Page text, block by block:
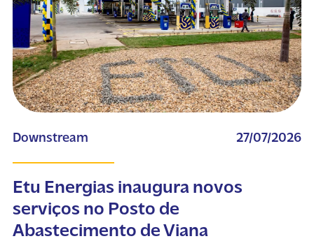
Downstream 27/07/2026
Etu Energias inaugura novos
serviços no Posto de
Abastecimento de Viana